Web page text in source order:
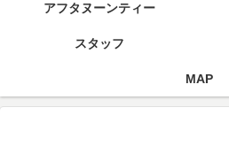
アフタヌーンティー
スタッフ
MAP